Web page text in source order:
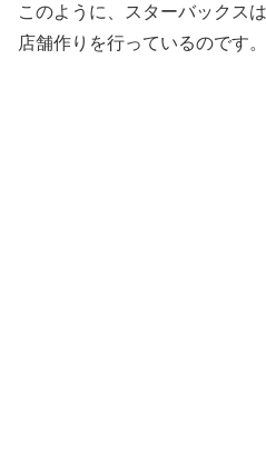
このように、スターバックス
店舗作りを行っているのです。